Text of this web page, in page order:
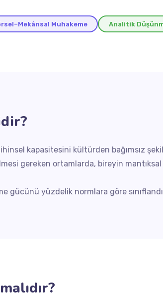
Muhakeme Analitik
kapasitesini kültürden bağımsız
gereken ortamlarda, bireyin
gücünü yüzdelik normlara göre